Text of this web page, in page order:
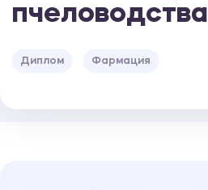
пчеловодства
Диплом Фармация